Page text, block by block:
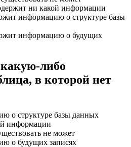
ни какой информации
информацию о структуре базы
информацию о будущих
либо
в которой нет
о структуре базы данных
информации
не может
о будущих записях